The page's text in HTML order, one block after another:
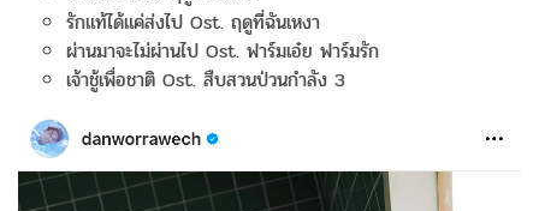
รักแท้ได้แค่ส่งไป Ost. ฤดูที่ฉันเหงา
ผ่านมาจะไม่ผ่านไป Ost. ฟาร์มเอ๋ย ฟาร์มรัก
เจ้าชู้เพื่อชาติ Ost. สืบสวนป่วนกำลัง 3